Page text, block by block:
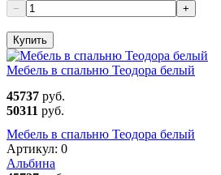
− +
Купить
Мебель в спальню Теодора белый
45737 руб.
50311 руб.
Мебель в спальню Теодора белый
Артикул: 0
Альбина